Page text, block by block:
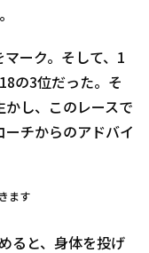
ーク。そして、1
の3位だった。そ
かし、このレースで
ーチからのアドバイ
ます
ると、身体を投げ